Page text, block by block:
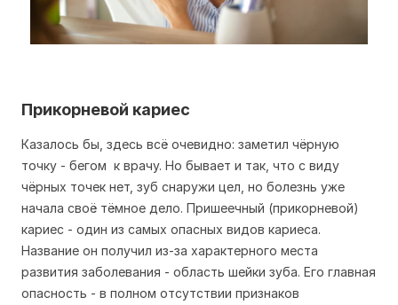
Прикорневой кариес
Казалось бы, здесь всё очевидно: заметил чёрную
точку - бегом к врачу. Но бывает и так, что с виду
чёрных точек нет, зуб снаружи цел, но болезнь уже
начала своё тёмное дело. Пришеечный (прикорневой)
кариес - один из самых опасных видов кариеса.
Название он получил из-за характерного места
развития заболевания - область шейки зуба. Его главная
опасность - в полном отсутствии признаков